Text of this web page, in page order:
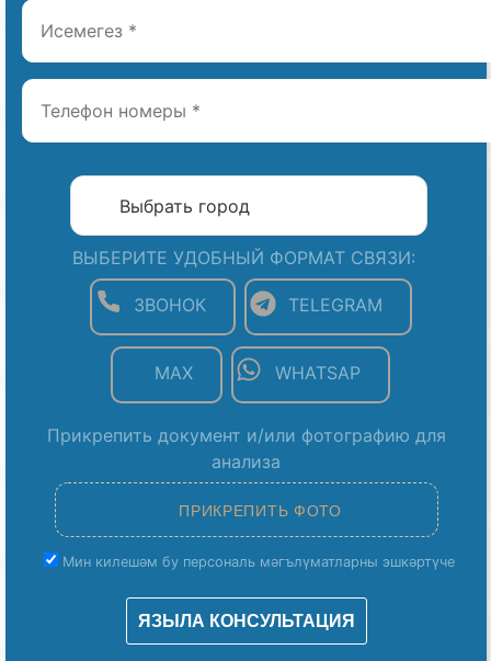
ВЫБЕРИТЕ УДОБНЫЙ ФОРМАТ СВЯЗИ:
ЗВОНОК TELEGRAM
MAX WHATSAP
Прикрепить документ и/или фотографию для
анализа
Мин килешәм бу персональ мәгълүматларны эшкәртүче